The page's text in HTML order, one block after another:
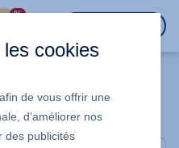
%
cookies
de vous offrir une
d’améliorer nos
des publicités